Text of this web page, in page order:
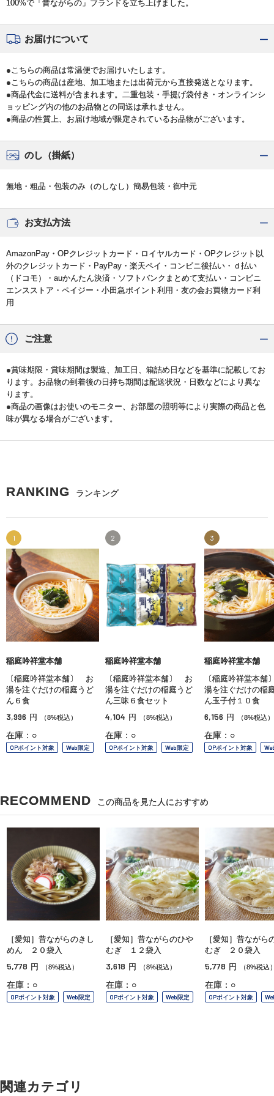
100%で「昔ながらの」ブランドを立ち上げました。
お届けについて
●こちらの商品は常温便でお届けいたします。
●こちらの商品は産地、加工地または出荷元から直接発送となります。
●商品代金に送料が含まれます。二重包装・手提げ袋付き・オンラインシ
ョッピング内の他のお品物との同送は承れません。
●商品の性質上、お届け地域が限定されているお品物がございます。
のし（掛紙）
無地・粗品・包装のみ（のしなし）簡易包装・御中元
お支払方法
AmazonPay・OPクレジットカード・ロイヤルカード・OPクレジット以
外のクレジットカード・PayPay・楽天ペイ・コンビニ後払い・ｄ払い
（ドコモ）・auかんたん決済・ソフトバンクまとめて支払い・コンビニ
エンスストア・ペイジー・小田急ポイント利用・友の会お買物カード利
用
ご注意
●賞味期限・賞味期間は製造、加工日、箱詰め日などを基準に記載してお
ります。お品物の到着後の日持ち期間は配送状況・日数などにより異な
ります。
●商品の画像はお使いのモニター、お部屋の照明等により実際の商品と色
味が異なる場合がございます。
RANKING ランキング
1
稲庭吟祥堂本舗
〔稲庭吟祥堂本舗〕 お
湯を注ぐだけの稲庭うど
ん６食
3,996 円 （8%税込）
在庫：○
OPポイント対象 Web限定
2
稲庭吟祥堂本舗
〔稲庭吟祥堂本舗〕 お
湯を注ぐだけの稲庭うど
ん三昧６食セット
4,104 円 （8%税込）
在庫：○
OPポイント対象 Web限定
3
稲庭吟祥堂本舗
〔稲庭吟祥堂本
湯を注ぐだけの稲
ん玉子付１０食
6,156 円 （8%税込）
在庫：○
OPポイント対象
RECOMMEND この商品を見た人におすすめ
［愛知］昔ながらのきし
めん ２０袋入
5,778 円 （8%税込）
在庫：○
OPポイント対象 Web限定
［愛知］昔ながらのひや
むぎ １２袋入
3,618 円 （8%税込）
在庫：○
OPポイント対象 Web限定
［愛知］昔ながら
むぎ ２０袋入
5,778 円 （8%税込
在庫：○
OPポイント対象
関連カテゴリ